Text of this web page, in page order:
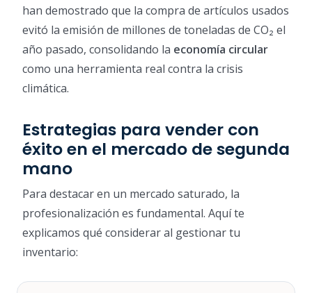
han demostrado que la compra de artículos usados
evitó la emisión de millones de toneladas de CO₂ el
año pasado, consolidando la economía circular
como una herramienta real contra la crisis
climática.
Estrategias para vender con
éxito en el mercado de segunda
mano
Para destacar en un mercado saturado, la
profesionalización es fundamental. Aquí te
explicamos qué considerar al gestionar tu
inventario: